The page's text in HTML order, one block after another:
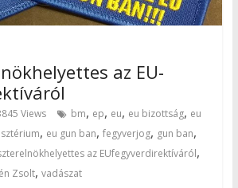
az EU-
Views bm, ep, eu, eu bizottság, eu
, eu gun ban, fegyverjog, gun ban,
az EUfegyverdirektíváról,
Zsolt, vadászat